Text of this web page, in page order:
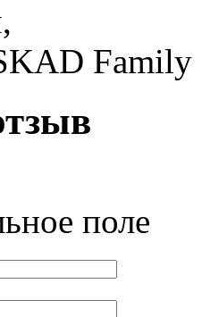
Family
поле